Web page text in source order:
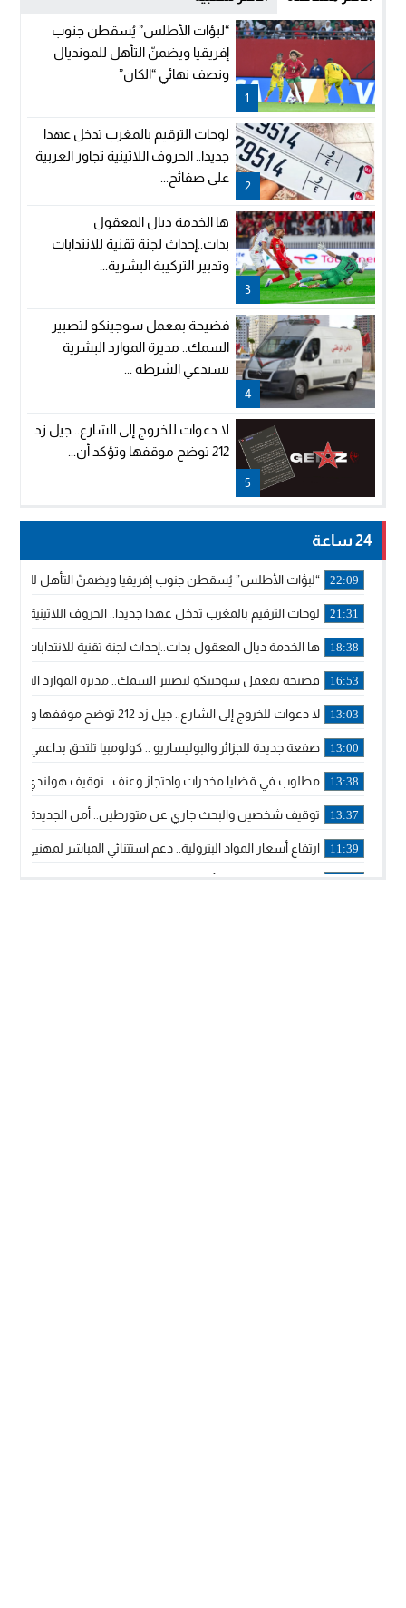
1
“لبؤات الأطلس” يُسقطن جنوب
إفريقيا ويضمنّ التأهل للمونديال
ونصف نهائي “الكان”
2
لوحات الترقيم بالمغرب تدخل عهدا
جديدا.. الحروف اللاتينية تجاور العربية
على صفائح...
3
ها الخدمة ديال المعقول
بدات..إحداث لجنة تقنية للانتدابات
وتدبير التركيبة البشرية...
4
فضيحة بمعمل سوجينكو لتصبير
السمك.. مديرة الموارد البشرية
تستدعي الشرطة ...
5
لا دعوات للخروج إلى الشارع.. جيل زد
212 توضح موقفها وتؤكد أن...
24 ساعة
22:09 “لبؤات الأطلس” يُسقطن جنوب إفريقيا ويضمنّ التأهل
21:31 لوحات الترقيم بالمغرب تدخل عهدا جديدا.. الحروف اللاتينية
18:38 ها الخدمة ديال المعقول بدات..إحداث لجنة تقنية للانتدابات
16:53 فضيحة بمعمل سوجينكو لتصبير السمك.. مديرة الموارد
13:03 لا دعوات للخروج إلى الشارع.. جيل زد 212 توضح موقفها وتؤكد أن المنشورات المنسوبة إليها لا تمثل موقفها الرسمي.
13:00 صفعة جديدة للجزائر والبوليساريو .. كولومبيا تلتحق بداعمي
13:38 مطلوب في قضايا مخدرات واحتجاز وعنف.. توقيف هولندي
13:37 توقيف شخصين والبحث جاري عن متورطين.. أمن الجديدة يفك
11:39 ارتفاع أسعار المواد البترولية.. دعم استثنائي المباشر لمهنيي